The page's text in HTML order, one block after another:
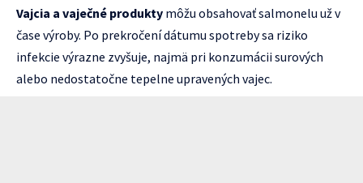
Vajcia a vaječné produkty môžu obsahovať salmonelu už v
čase výroby. Po prekročení dátumu spotreby sa riziko
infekcie výrazne zvyšuje, najmä pri konzumácii surových
alebo nedostatočne tepelne upravených vajec.